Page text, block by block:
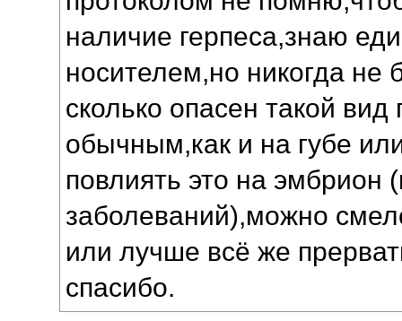
наличие герпеса,знаю
носителем,но никогда не
сколько опасен такой вид
обычным,как и на губе
повлиять это на эмбрион
заболеваний),можно
или лучше всё же
спасибо.